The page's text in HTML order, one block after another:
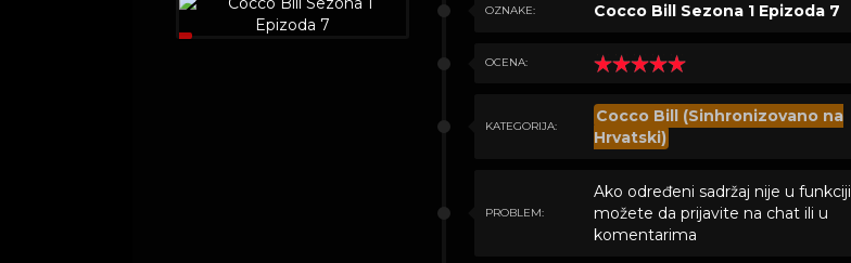
OZNAKE: Cocco Bill Sezona 1 Epizoda 7
OCENA:
KATEGORIJA:
Cocco Bill (Sinhronizovano na
Hrvatski)
PROBLEM:
Ako određeni sadržaj nije u funkciji
možete da prijavite na chat ili u
komentarima